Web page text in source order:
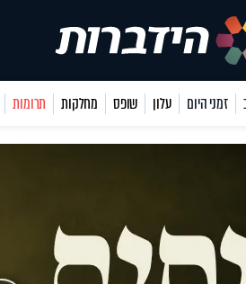
זמני היום עלון שופס מחלקות תרומות